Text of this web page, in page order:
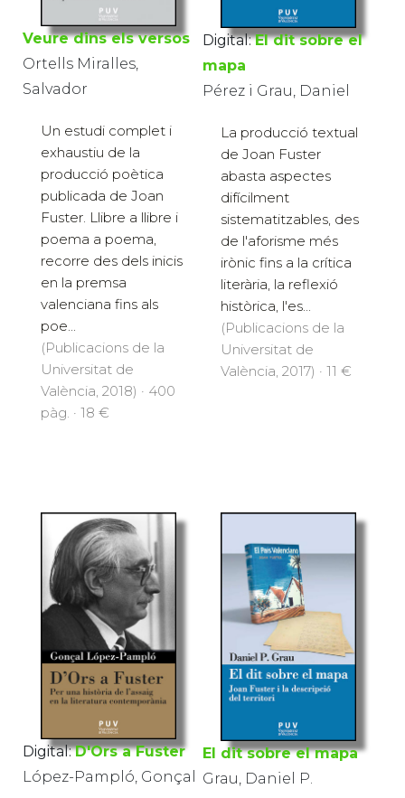
Veure dins els versos
Ortells Miralles,
Salvador
Un estudi complet i
exhaustiu de la
producció poètica
publicada de Joan
Fuster. Llibre a llibre i
poema a poema,
recorre des dels inicis
en la premsa
valenciana fins als
poe...
(Publicacions de la
Universitat de
València, 2018) · 400
pàg. · 18 €
Digital: El dit sobre el
mapa
Pérez i Grau, Daniel
La producció textual
de Joan Fuster
abasta aspectes
difícilment
sistematitzables, des
de l'aforisme més
irònic fins a la crítica
literària, la reflexió
històrica, l'es...
(Publicacions de la
Universitat de
València, 2017) · 11 €
Digital: D'Ors a Fuster
López-Pampló, Gonçal
El dit sobre el mapa
Grau, Daniel P.